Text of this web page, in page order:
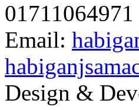
01711064971
Email:
Design &